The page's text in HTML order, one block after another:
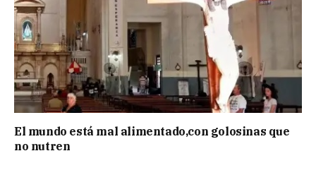
El mundo está mal alimentado,con golosinas que
no nutren